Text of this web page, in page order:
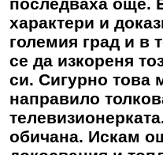
характери и
големия град и в
се да изкореня
си. Сигурно това
направило
обичана. Искам